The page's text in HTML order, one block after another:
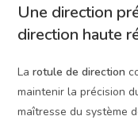
Une direction
direction haute
Larotule de direction
maintenir la précision
maîtresse du système